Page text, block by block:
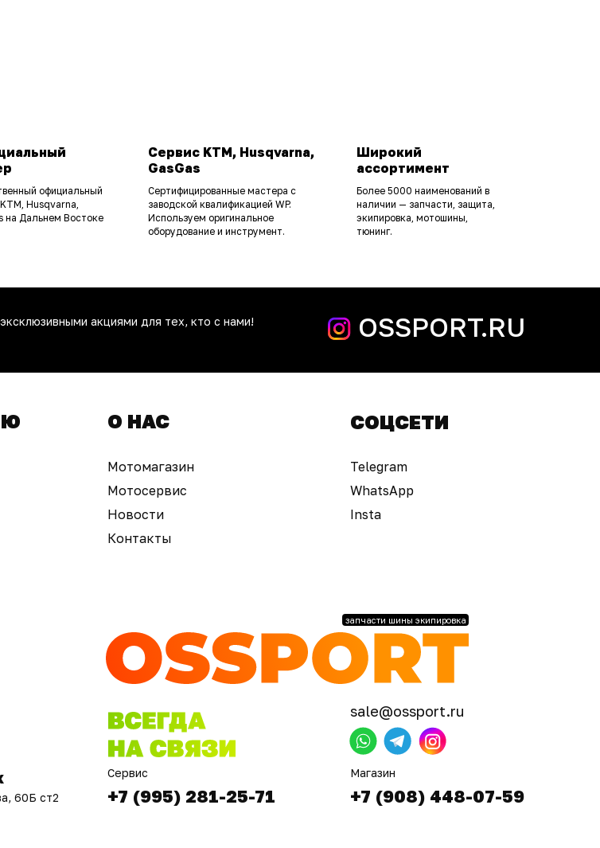
Широкий
ассортимент
Более 5000 наименований в
наличии — запчасти, защита,
экипировка, мотошины,
тюнинг.
официальный
Husqvarna,
на Дальнем Востоке
Сертифицированные мастера с
заводской квалификацией WP.
Используем оригинальное
оборудование и инструмент.
Сервис KTM, Husqvarna,
GasGas
OSSPORT.RU
акциями для тех, кто с нами!
О НАС СОЦСЕТИ
Мотомагазин
Мотосервис
Новости
Контакты
Telegram
WhatsApp
Insta
+7 (908) 448-07-59
Магазин
+7 (995) 281-25-71
Сервис
60Б ст2
sale@ossport.ru
запчасти шины экипировка